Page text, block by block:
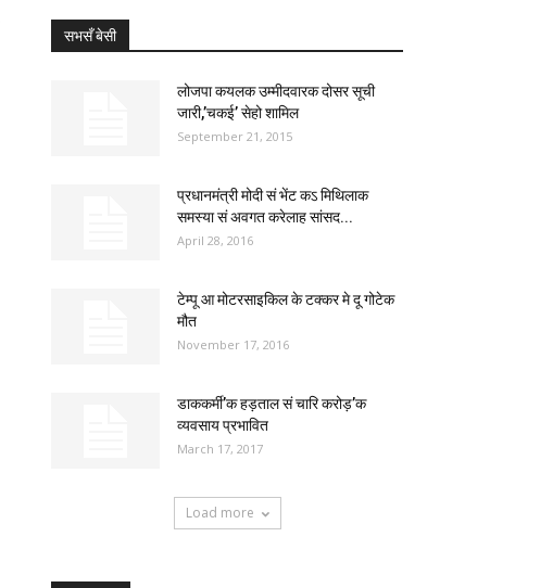
सभसँ बेसी
लोजपा कयलक उम्मीदवारक दोसर सूची
जारी,’चकई’ सेहो शामिल
September 21, 2015
प्रधानमंत्री मोदी सं भेंट कऽ मिथिलाक
समस्या सं अवगत करेलाह सांसद...
April 28, 2016
टेम्पू आ मोटरसाइकिल के टक्कर मे दू गोटेक
मौत
November 17, 2016
डाककर्मी’क हड़ताल सं चारि करोड़’क
व्यवसाय प्रभावित
March 17, 2017
Load more